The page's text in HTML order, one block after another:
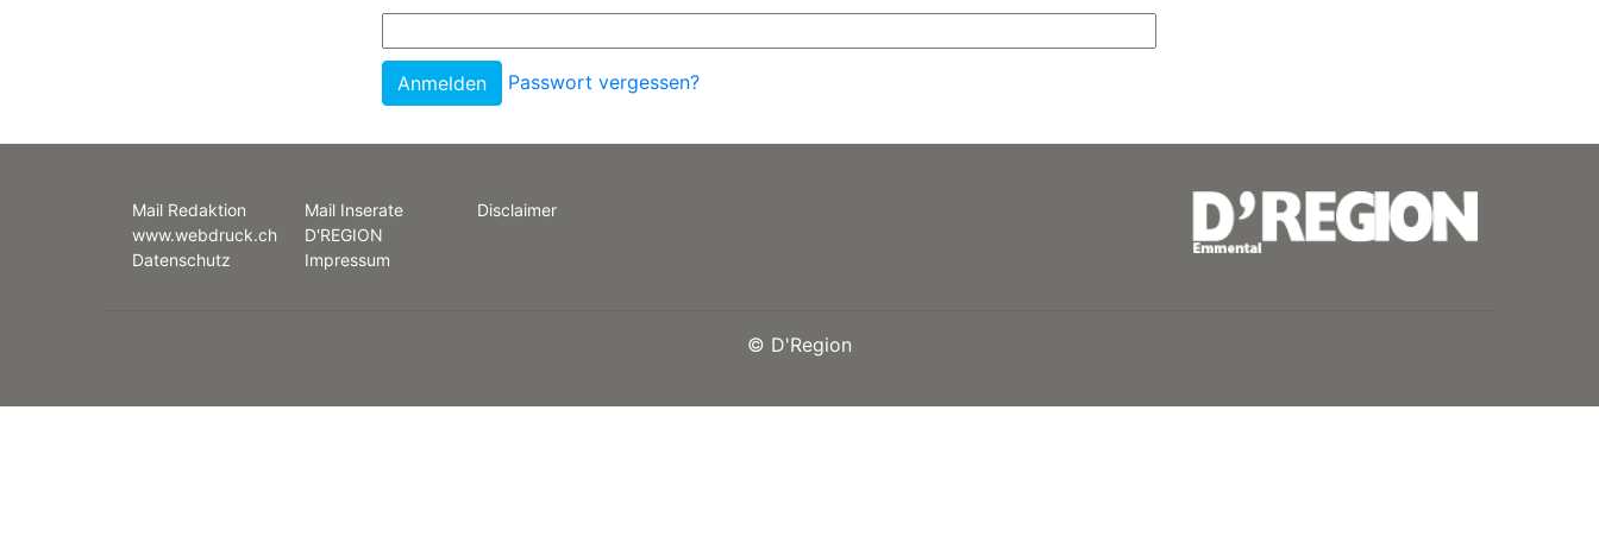
Passwort vergessen?
Mail Redaktion
www.webdruck.ch
Datenschutz
Mail Inserate
D'REGION
Impressum
Disclaimer
© D'Region